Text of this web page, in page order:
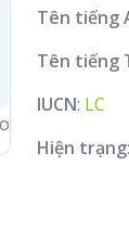
Tên tiếng
Tên tiếng
IUCN: LC
Hiện trạng